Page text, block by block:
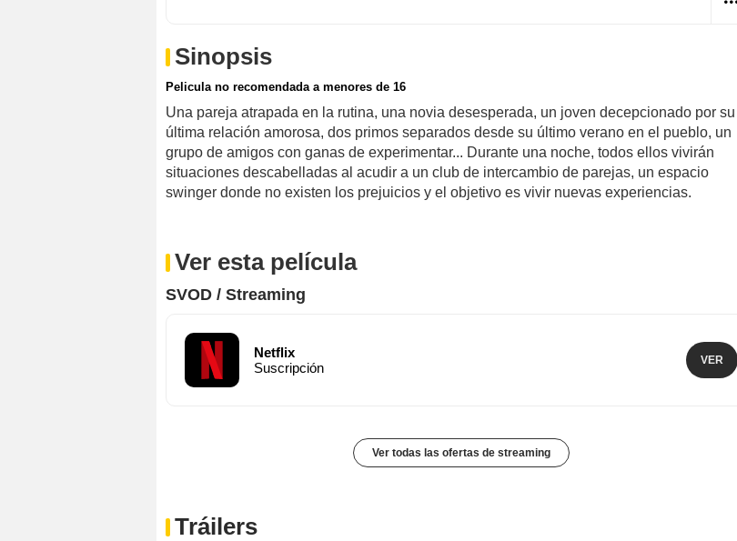
Sinopsis
Pelicula no recomendada a menores de 16
Una pareja atrapada en la rutina, una novia desesperada, un joven decepcionado por su
última relación amorosa, dos primos separados desde su último verano en el pueblo, un
grupo de amigos con ganas de experimentar... Durante una noche, todos ellos vivirán
situaciones descabelladas al acudir a un club de intercambio de parejas, un espacio
swinger donde no existen los prejuicios y el objetivo es vivir nuevas experiencias.
Ver esta película
SVOD / Streaming
Netflix
Suscripción
VER
Ver todas las ofertas de streaming
Tráilers